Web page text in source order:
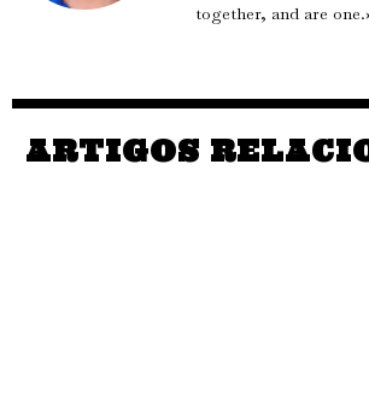
together, and are
ARTIGOS